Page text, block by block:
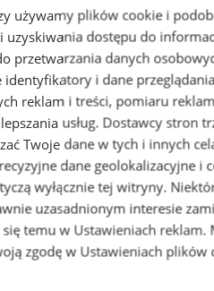
używamy plików cookie i
uzyskiwania dostępu do
przetwarzania danych
identyfikatory i dane
reklam i treści, pomiaru
usług. Dostawcy stron
Twoje dane w tych i innych
dane geolokalizacyjne i
wyłącznie tej witryny.
uzasadnionym interesie
temu w Ustawieniach reklam.
zgodę w Ustawieniach plików